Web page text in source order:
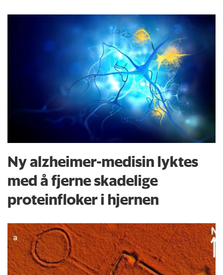
Ny alzheimer-medisin lyktes
med å fjerne skadelige
proteinfloker i hjernen